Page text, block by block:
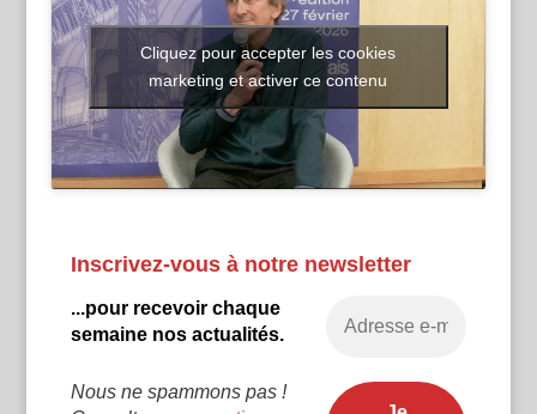
Cliquez pour accepter les cookies
marketing et activer ce contenu
Inscrivez-vous à notre newsletter
...pour recevoir chaque
semaine nos actualités.
Nous ne spammons pas !